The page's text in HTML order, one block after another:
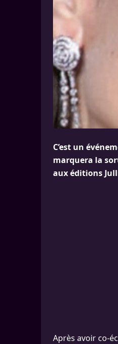
C’est un
marquera la
aux éditions
Après avoir co-